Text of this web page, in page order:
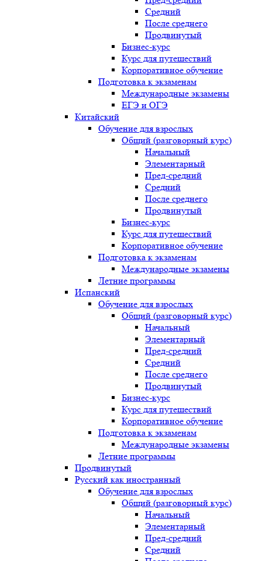
Средний
После среднего
Продвинутый
Бизнес-курс
Курс для путешествий
Корпоративное обучение
Подготовка к экзаменам
Международные экзамены
ЕГЭ и ОГЭ
Китайский
Обучение для взрослых
Общий (разговорный курс)
Начальный
Элементарный
Пред-средний
Средний
После среднего
Продвинутый
Бизнес-курс
Курс для путешествий
Корпоративное обучение
Подготовка к экзаменам
Международные экзамены
Летние программы
Испанский
Обучение для взрослых
Общий (разговорный курс)
Начальный
Элементарный
Пред-средний
Средний
После среднего
Продвинутый
Бизнес-курс
Курс для путешествий
Корпоративное обучение
Подготовка к экзаменам
Международные экзамены
Летние программы
Продвинутый
Русский как иностранный
Обучение для взрослых
Общий (разговорный курс)
Начальный
Элементарный
Пред-средний
Средний